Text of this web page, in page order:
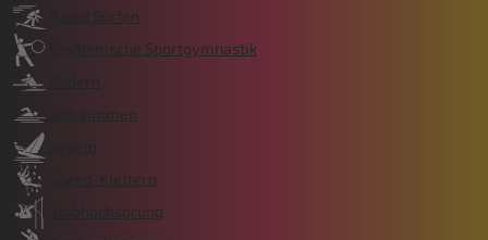
Rapid Surfen
Rhythmische Sportgymnastik
Rudern
Schwimmen
Segeln
Speed-Klettern
Stabhochsprung